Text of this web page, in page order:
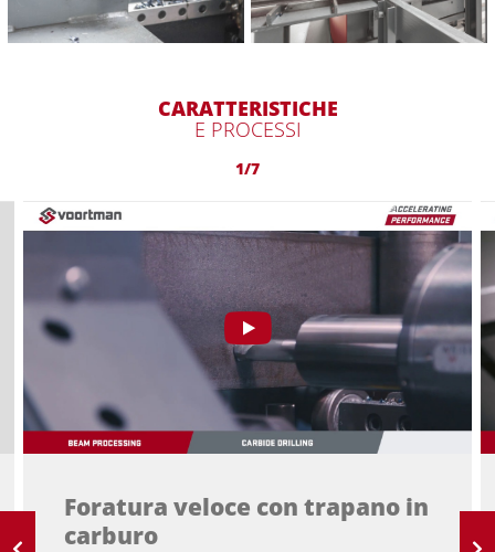
CARATTERISTICHE
E PROCESSI
1/7
Foratura veloce con trapano in
carburo